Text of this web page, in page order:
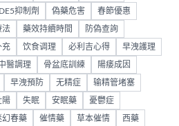
抑制劑 偽藥危害 春節優惠
法 藥效持續時間 防偽查詢
充 饮食调理 必利吉心得 早洩護理
醫調理 骨盆底訓練 陽痿成因
早洩預防 无精症 输精管堵塞
陽 失眠 安眠藥 憂鬱症
幻春藥 催情藥 草本催情 西藥